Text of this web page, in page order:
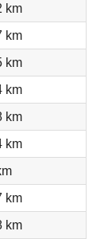
km
km
km
km
km
km
km
km